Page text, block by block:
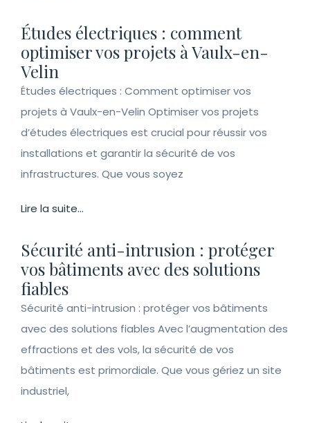
Études électriques : comment
optimiser vos projets à Vaulx-en-
Velin
Études électriques : Comment optimiser vos
projets à Vaulx-en-Velin Optimiser vos projets
d’études électriques est crucial pour réussir vos
installations et garantir la sécurité de vos
infrastructures. Que vous soyez
Lire la suite...
Sécurité anti-intrusion : protéger
vos bâtiments avec des solutions
fiables
Sécurité anti-intrusion : protéger vos bâtiments
avec des solutions fiables Avec l’augmentation des
effractions et des vols, la sécurité de vos
bâtiments est primordiale. Que vous gériez un site
industriel,